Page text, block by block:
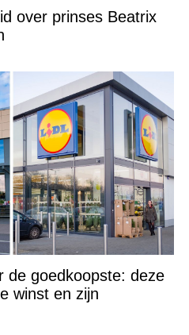
over prinses Beatrix
de goedkoopste: deze
winst en zijn